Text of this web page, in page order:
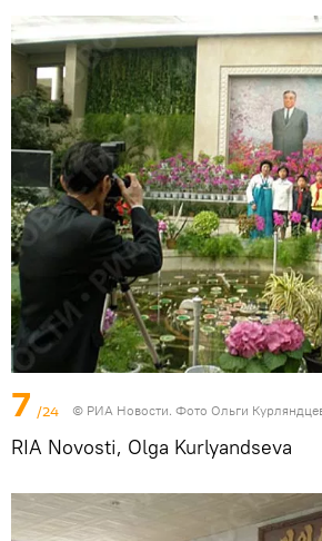
7 /24 © РИА Новости. Фото Ольги
RIA Novosti, Olga Kurlyandseva